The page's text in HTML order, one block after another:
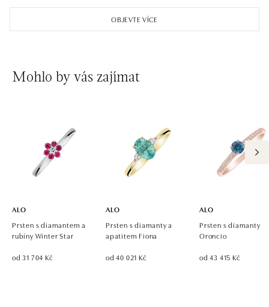
Einsteinova 18, 851 01 Bratislava
ALO diamonds OC Avion, Bratislava
Ivanská cesta 16, 821 04 Bratislava
ALO diamonds OC Eurovea, Bratislava
Pribinova 8, 811 09 Bratislava
tel.: +421 917 090 700, +421 918 777 670
OBJEVTE VÍCE
Mohlo by vás zajímat
ALO
Prsten s diamantem a
rubíny Winter Star
od 31 704 Kč
ALO
Prsten s diamanty a
apatitem Fiona
od 40 021 Kč
ALO
Prsten s diamanty
Oroncio
od 43 415 Kč